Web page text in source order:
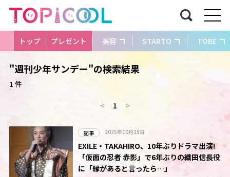
トップ プレゼント 美容 STARTO TOBE
"週刊少年サンデー"の検索結果
1 件
< 1 >
記事 2025年10月25日
EXILE・TAKAHIRO、10年ぶりドラマ出演!
「仮面の忍者 赤影」で6年ぶりの織田信長役
に「縁があると言ったら…」